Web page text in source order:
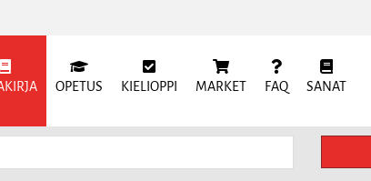
OPETUS KIELIOPPI MARKET FAQ SANAT